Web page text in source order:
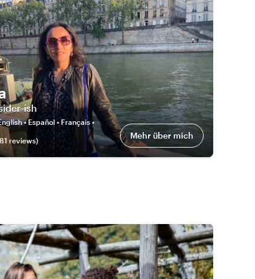
ish
• Español • Français •
reviews) Mehr über mich